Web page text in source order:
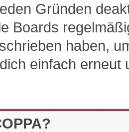
Gründen
Boards
haben,
einfach